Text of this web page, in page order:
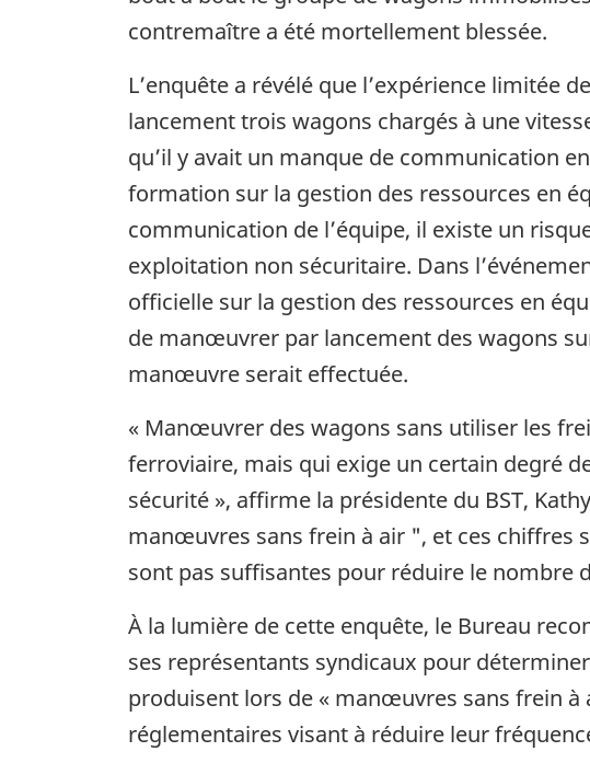
contremaître a été mortellement blessée.
L’enquête a révélé que l’expérience limitée
lancement trois wagons chargés à une
qu’il y avait un manque de communication
formation sur la gestion des ressources en
communication de l’équipe, il existe un
exploitation non sécuritaire. Dans
officielle sur la gestion des ressources en
de manœuvrer par lancement des wagons
manœuvre serait effectuée.
« Manœuvrer des wagons sans utiliser les
ferroviaire, mais qui exige un certain degré
sécurité », affirme la présidente du BST,
manœuvres sans frein à air ", et ces chiffres
sont pas suffisantes pour réduire le nombre
À la lumière de cette enquête, le Bureau
ses représentants syndicaux pour
produisent lors de « manœuvres sans frein
réglementaires visant à réduire leur